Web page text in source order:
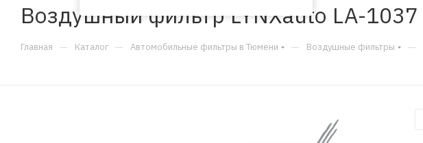
Воздушный фильтр LYNXauto LA-1037
Главная — Каталог — Автомобильные фильтры в Тюмени — Воздушные фильтры —